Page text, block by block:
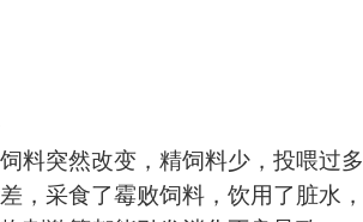
料突然改变，精饲料少，投喂过
，采食了霉败饲料，饮用了脏水